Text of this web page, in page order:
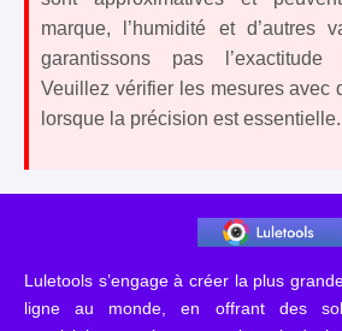
marque, l’humidité et d’autres
garantissons pas l’exactitude
Veuillez vérifier les mesures avec
lorsque la précision est essentielle.
Luletools s’engage à créer la plus
ligne au monde, en offrant des